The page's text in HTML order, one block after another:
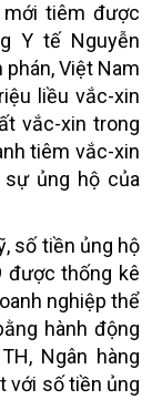
tiêm được
Y tế Nguyễn
Việt Nam
liều vắc-xin
vắc-xin trong
tiêm vắc-xin
ủng hộ của
số tiền ủng hộ
được thống kê
nghiệp thể
hành động
Ngân hàng
với số tiền ủng